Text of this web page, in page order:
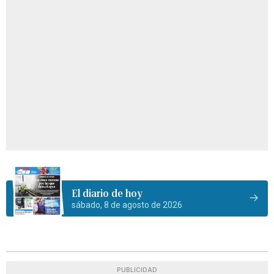
El diario de hoy
sábado, 8 de agosto de 2026
PUBLICIDAD